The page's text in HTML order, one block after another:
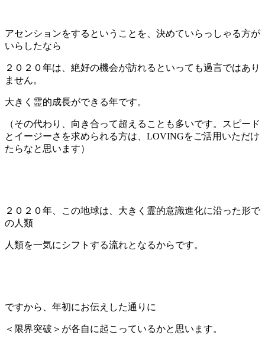
アセンションをするということを、決めていらっしゃる方が
いらしたなら
２０２０年は、絶好の機会が訪れるといっても過言ではあり
ません。
大きく霊的成長ができる年です。
（その代わり、向き合って超えることも多いです。スピード
とイージーさを求められる方は、LOVINGをご活用いただけ
たらなと思います）
２０２０年、この地球は、大きく霊的意識進化に沿った形で
の人類
人類を一気にシフトする流れとなるからです。
ですから、年初にお伝えした通りに
＜限界突破＞が各自に起こっているかと思います。